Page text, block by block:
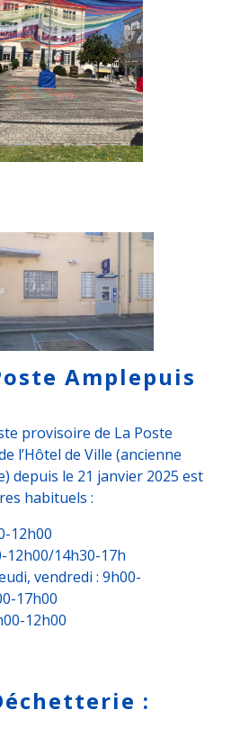
Amplepuis
provisoire de La Poste
l’Hôtel de Ville (ancienne
depuis le 21 janvier 2025 est
habituels :
12h00
12h00/14h30-17h
vendredi : 9h00-
17h00
12h00
: